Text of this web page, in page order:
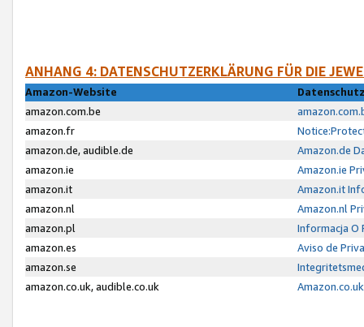
ANHANG 4: DATENSCHUTZERKLÄRUNG FÜR DIE
Amazon-Website
amazon.com.be
amazon.fr
amazon.de, audible.de
Amazon.de
amazon.ie
Amazon.ie
amazon.it
Amazon.it
amazon.nl
Amazon.nl
amazon.pl
Informacja O
amazon.es
Aviso de
amazon.se
amazon.co.uk, audible.co.uk